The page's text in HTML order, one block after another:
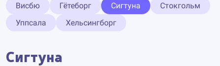
Висбю Гётеборг Сигтуна
Стокгольм
Уппсала
Хельсингборг
Сигтуна